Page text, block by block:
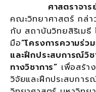
ศาสตราจารย์
คณะวิทยาศาสตร์ กล่า
กับ สถาบันวิทยสิริเมธี
มือ“โครงการความร่
และฝึกประสบการณ์วิ
ทางวิชาการ” เพื่อสร้
วิจัยและฝึกประสบกา